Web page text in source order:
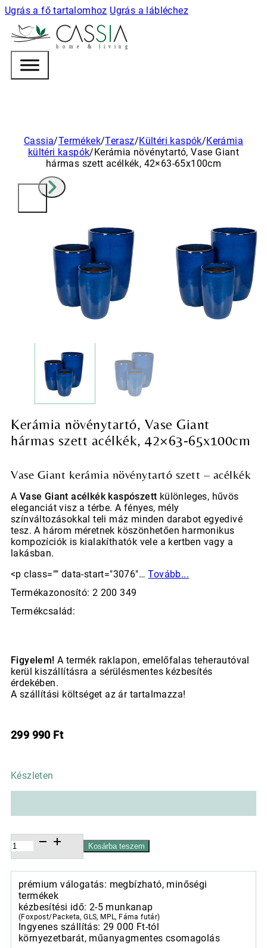
Ugrás a fő tartalomhoz Ugrás a lábléchez
h o m e & l i v i n g
Cassia/Termékek/Terasz/Kültéri kaspók/Kerámia
kültéri kaspók/Kerámia növénytartó, Vase Giant
hármas szett acélkék, 42×63-65x100cm
Kerámia növénytartó, Vase Giant
hármas szett acélkék, 42×63-65x100cm
Vase Giant kerámia növénytartó szett – acélkék
A Vase Giant acélkék kaspószett különleges, hűvös
eleganciát visz a térbe. A fényes, mély
színváltozásokkal teli máz minden darabot egyedivé
tesz. A három méretnek köszönhetően harmonikus
kompozíciók is kialakíthatók vele a kertben vagy a
lakásban.
<p class="" data-start="3076"…Tovább...
Termékazonosító: 2 200 349
Termékcsalád:
Figyelem! A termék raklapon, emelőfalas teherautóval
kerül kiszállításra a sérülésmentes kézbesítés
érdekében.
A szállítási költséget az ár tartalmazza!
299 990 Ft
Készleten
Kerámia
növénytartó,
Vase
Giant
hármas
szett
acélkék,
42x63-
65x100cm
mennyiség
Kosárba teszem
prémium válogatás: megbízható, minőségi
termékek
kézbesítési idő: 2-5 munkanap
(Foxpost/Packeta, GLS, MPL, Fáma futár)
Ingyenes szállítás: 29 000 Ft-tól
környezetbarát, műanyagmentes csomagolás